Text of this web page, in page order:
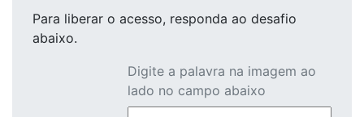
Para liberar o acesso, responda ao desafio
abaixo.
Digite a palavra na imagem ao
lado no campo abaixo